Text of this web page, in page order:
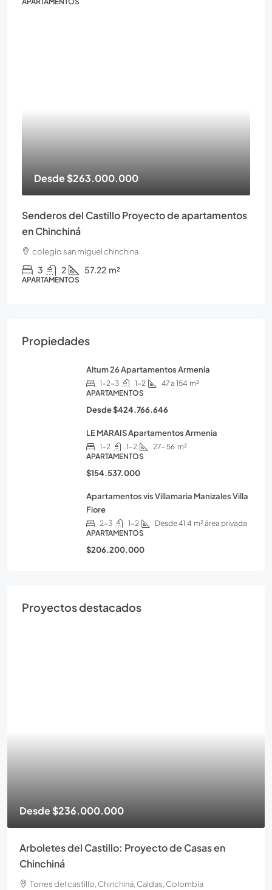
Desde$263.000.000
Senderos del Castillo Proyecto de apartamentos
en Chinchiná
colegio san miguel chinchina
3 2 57.22 m²
APARTAMENTOS
Propiedades
Altum 26 Apartamentos Armenia
1-2-3 1-2 47 a 154 m²
APARTAMENTOS
Desde$424.766.646
LE MARAIS Apartamentos Armenia
1-2 1-2 27- 56 m²
APARTAMENTOS
$154.537.000
Apartamentos vis Villamaria Manizales Villa
Fiore
2-3 1-2 Desde 41.4 m² área privada
APARTAMENTOS
$206.200.000
Proyectos destacados
Desde$236.000.000
Arboletes del Castillo: Proyecto de Casas en
Chinchiná
Torres del castillo, Chinchiná, Caldas, Colombia